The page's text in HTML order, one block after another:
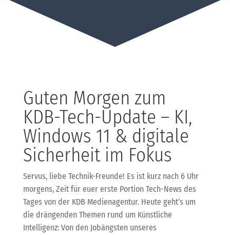
Guten Morgen zum
KDB-Tech-Update – KI,
Windows 11 & digitale
Sicherheit im Fokus
Servus, liebe Technik-Freunde! Es ist kurz nach 6 Uhr
morgens, Zeit für euer erste Portion Tech-News des
Tages von der KDB Medienagentur. Heute geht’s um
die drängenden Themen rund um Künstliche
Intelligenz: Von den Jobängsten unseres